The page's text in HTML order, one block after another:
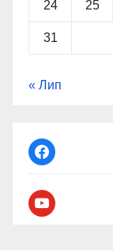
24 25
31
« Лип
facebook
youtube